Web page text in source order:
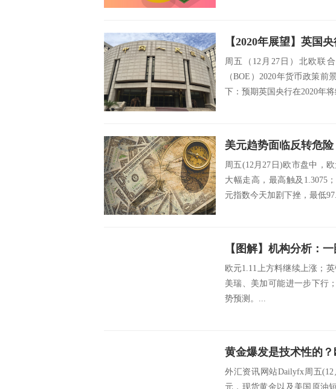
【2020年展望】英国
周五（12月27日）北欧联
（BOE）2020年货币政策
下：预期英国央行在2020年
周五(12月27日)欧市盘中，
大幅走高，最高触及1.3075
元指数今天加剧下挫，最低
欧元1.11上方料继续上涨；
美瑞、美加可能进一步下行
势预测。...
外汇资讯网站Dailyfx周五
元，现货黄金以及美国原油